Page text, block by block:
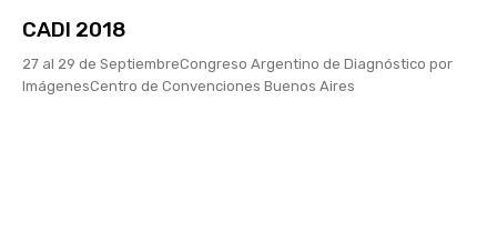
CADI 2018
27 al 29 de SeptiembreCongreso Argentino de Diagnóstico por
ImágenesCentro de Convenciones Buenos Aires